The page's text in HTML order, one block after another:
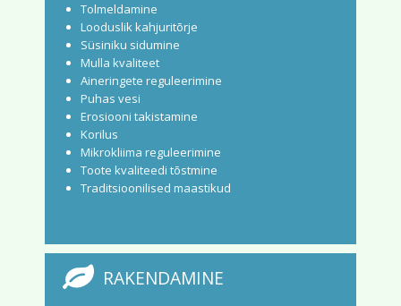
Tolmeldamine
Looduslik kahjuritõrje
Süsiniku sidumine
Mulla kvaliteet
Aineringete reguleerimine
Puhas vesi
Erosiooni takistamine
Korilus
Mikrokliima reguleerimine
Toote kvaliteedi tõstmine
Traditsioonilised maastikud
RAKENDAMINE